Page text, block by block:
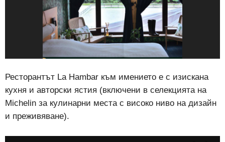
Ресторантът La Hambar към имението е с изискана
кухня и авторски ястия (включени в селекцията на
Michelin за кулинарни места с високо ниво на дизайн
и преживяване).